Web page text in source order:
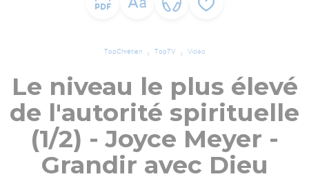
TopChrétien TopTV Vidéo
Le niveau le plus élevé
de l'autorité spirituelle
(1/2) - Joyce Meyer -
Grandir avec Dieu